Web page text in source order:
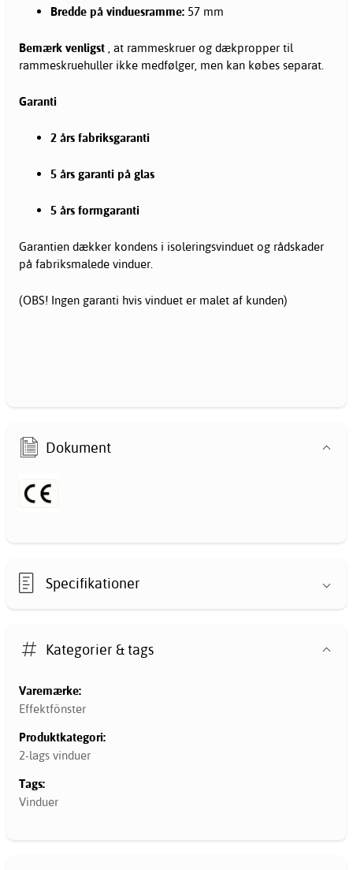
Bredde på vinduesramme: 57 mm
Bemærk venligst , at rammeskruer og dækpropper til
rammeskruehuller ikke medfølger, men kan købes separat.
Garanti
2 års fabriksgaranti
5 års garanti på glas
5 års formgaranti
Garantien dækker kondens i isoleringsvinduet og rådskader
på fabriksmalede vinduer.
(OBS! Ingen garanti hvis vinduet er malet af kunden)
Dokument
Specifikationer
Kategorier & tags
Varemærke:
Effektfönster
Produktkategori:
2-lags vinduer
Tags:
Vinduer